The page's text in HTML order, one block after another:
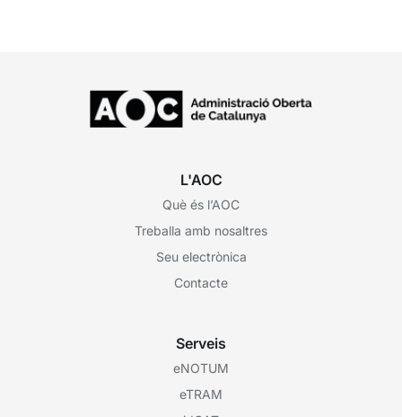
L'AOC
Què és l’AOC
Treballa amb nosaltres
Seu electrònica
Contacte
Serveis
eNOTUM
eTRAM